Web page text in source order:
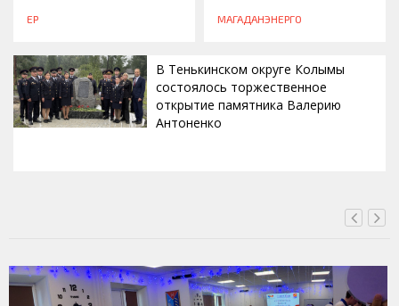
ЕР МАГАДАНЭНЕРГО
В Тенькинском округе Колымы
состоялось торжественное
открытие памятника Валерию
Антоненко